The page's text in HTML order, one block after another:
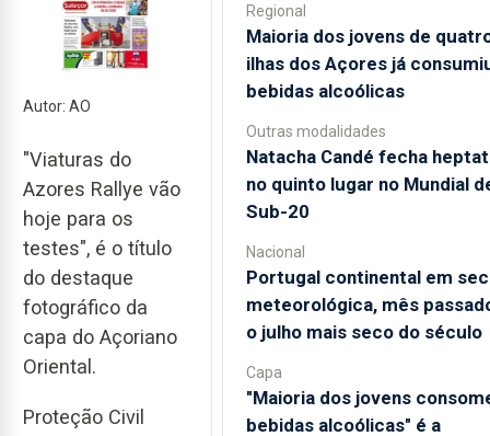
Autor: AO
"Viaturas do
Azores Rallye vão
hoje para os
testes", é o título
do destaque
fotográfico da
capa do Açoriano
Oriental.
Proteção Civil
Regional
Maioria dos jovens de
ilhas dos Açores já
bebidas alcoólicas
Outras modalidades
Natacha Candé fecha
no quinto lugar no Mundial
Sub-20
Nacional
Portugal continental em
meteorológica, mês
o julho mais seco do século
Capa
"Maioria dos jovens
bebidas alcoólicas" é a